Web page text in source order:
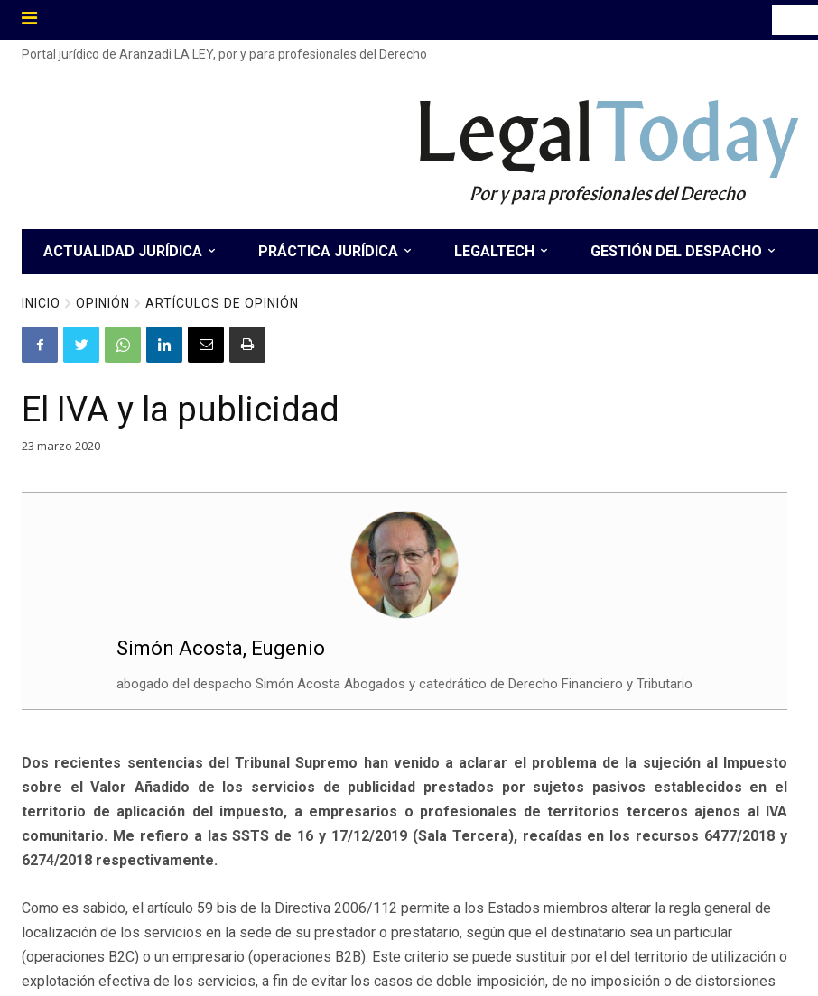
Portal jurídico de Aranzadi LA LEY, por y para profesionales del Derecho
LegalToday
Por y para profesionales del Derecho
ACTUALIDAD JURÍDICA PRÁCTICA JURÍDICA LEGALTECH GESTIÓN DEL DESPACHO
INICIO OPINIÓN ARTÍCULOS DE OPINIÓN
El IVA y la publicidad
23 marzo 2020
Simón Acosta, Eugenio
abogado del despacho Simón Acosta Abogados y catedrático de Derecho Financiero y Tributario
Dos recientes sentencias del Tribunal Supremo han venido a aclarar el problema de la sujeción al Impuesto
sobre el Valor Añadido de los servicios de publicidad prestados por sujetos pasivos establecidos en el
territorio de aplicación del impuesto, a empresarios o profesionales de territorios terceros ajenos al IVA
comunitario. Me refiero a las SSTS de 16 y 17/12/2019 (Sala Tercera), recaídas en los recursos 6477/2018 y
6274/2018 respectivamente.
Como es sabido, el artículo 59 bis de la Directiva 2006/112 permite a los Estados miembros alterar la regla general de
localización de los servicios en la sede de su prestador o prestatario, según que el destinatario sea un particular
(operaciones B2C) o un empresario (operaciones B2B). Este criterio se puede sustituir por el del territorio de utilización o
explotación efectiva de los servicios, a fin de evitar los casos de doble imposición, de no imposición o de distorsiones